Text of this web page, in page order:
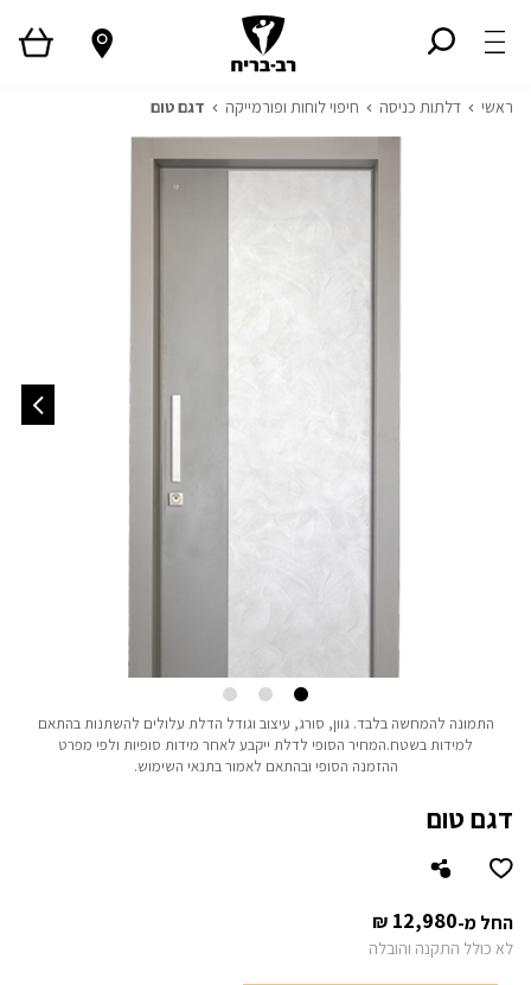
ראשי דלתות כניסה חיפוי לוחות ופורמייקה דגם טום
דגם טום
החל מ- ₪ 12,980
לא כולל התקנה והובלה
התמונה להמחשה בלבד.גוון, סורג, עיצוב וגודל הדלת עלולים להשתנות בהתאם
למידות בשטח.המחיר הסופי לדלת ייקבע לאחר מידות סופיות ולפי מפרט
ההזמנה הסופי ובהתאם לאמור בתנאי השימוש.